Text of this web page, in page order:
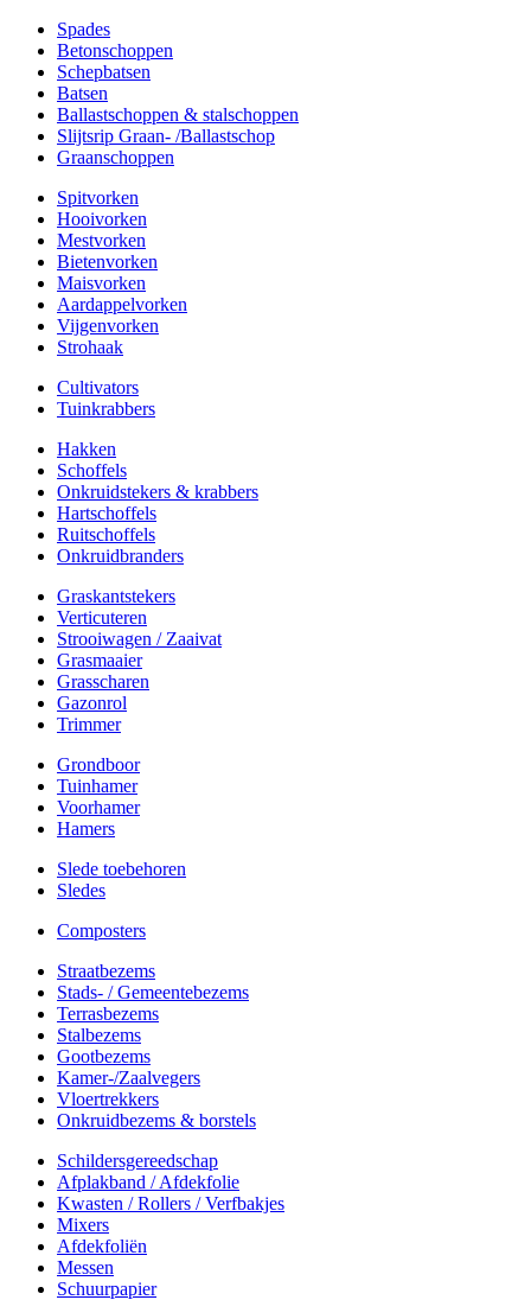
Spades
Betonschoppen
Schepbatsen
Batsen
Ballastschoppen & stalschoppen
Slijtsrip Graan- /Ballastschop
Graanschoppen
Spitvorken
Hooivorken
Mestvorken
Bietenvorken
Maisvorken
Aardappelvorken
Vijgenvorken
Strohaak
Cultivators
Tuinkrabbers
Hakken
Schoffels
Onkruidstekers & krabbers
Hartschoffels
Ruitschoffels
Onkruidbranders
Graskantstekers
Verticuteren
Strooiwagen / Zaaivat
Grasmaaier
Grasscharen
Gazonrol
Trimmer
Grondboor
Tuinhamer
Voorhamer
Hamers
Slede toebehoren
Sledes
Composters
Straatbezems
Stads- / Gemeentebezems
Terrasbezems
Stalbezems
Gootbezems
Kamer-/Zaalvegers
Vloertrekkers
Onkruidbezems & borstels
Schildersgereedschap
Afplakband / Afdekfolie
Kwasten / Rollers / Verfbakjes
Mixers
Afdekfoliën
Messen
Schuurpapier